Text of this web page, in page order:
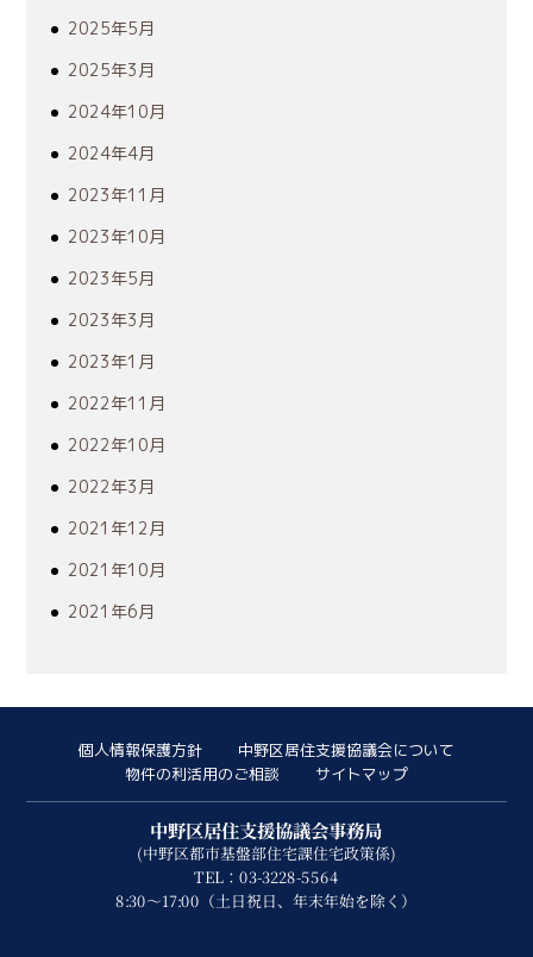
2025年5月
2025年3月
2024年10月
2024年4月
2023年11月
2023年10月
2023年5月
2023年3月
2023年1月
2022年11月
2022年10月
2022年3月
2021年12月
2021年10月
2021年6月
個人情報保護方針
中野区居住支援協議会について
物件の利活用のご相談
サイトマップ
中野区居住支援協議会事務局
(中野区都市基盤部住宅課住宅政策係)
TEL：03-3228-5564
8:30～17:00（土日祝日、年末年始を除く）